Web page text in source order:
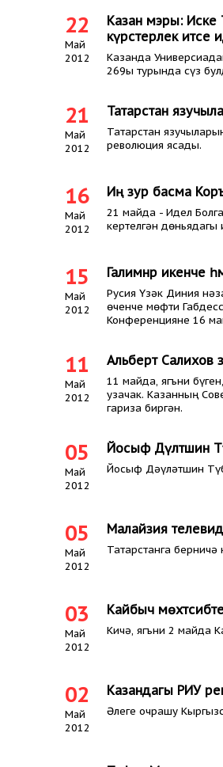
22
Май
2012
Казан мэры: Иске
күрсәтерлек итәсе
Казанда
269ы турында сүз
21
Май
2012
Татарстан
Татарстан
революция ясады.
16
Май
2012
Иң зур басма
21 майда - Идел
кертелгән дөньядагы
15
Май
2012
Галимнәр икенче
Русия Үзәк Диния
өченче мөфти
Конференцияне 16
11
Май
2012
Альберт Салихов
11 майда, ягъни
узачак. Казанның
гариза биргән.
05
Май
2012
Йосыф Дәүләтшин
Йосыф Дәүләтшин
05
Май
2012
Малайзия
Татарстанга
03
Май
2012
Кайбыч
Кичә, ягъни 2 майда
02
Май
2012
Казандагы РИУ
Әлеге очрашу